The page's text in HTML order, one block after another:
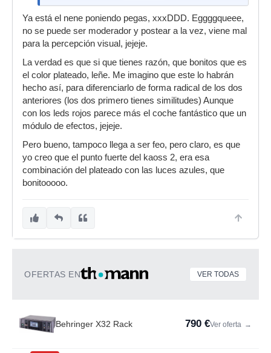
Ya está el nene poniendo pegas, xxxDDD. Eggggqueee,
no se puede ser moderador y postear a la vez, viene mal
para la percepción visual, jejeje.
La verdad es que si que tienes razón, que bonitos que es
el color plateado, leñe. Me imagino que este lo habrán
hecho así, para diferenciarlo de forma radical de los dos
anteriores (los dos primero tienes similitudes) Aunque
con los leds rojos parece más el coche fantástico que un
módulo de efectos, jejeje.
Pero bueno, tampoco llega a ser feo, pero claro, es que
yo creo que el punto fuerte del kaoss 2, era esa
combinación del plateado con las luces azules, que
bonitooooo.
OFERTAS EN VER TODAS
Behringer X32 Rack 790 €Ver oferta →